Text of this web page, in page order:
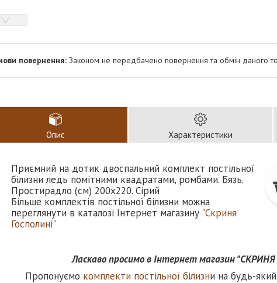
Законом не передбачено повернення та обмін даного
Опис Характеристики
Приємний на дотик двоспальний комплект постільної
білизни ледь помітними квадратами, ромбами. Бязь.
Простирадло (см) 200х220. Сірий
Більше комплектів постільної білизни можна
переглянути в каталозі Інтернет магазину "Скриня
Госполині"
Ласкаво просимо в Інтернет магазин
Пропонуємо комплекти постільної білизни на будь-